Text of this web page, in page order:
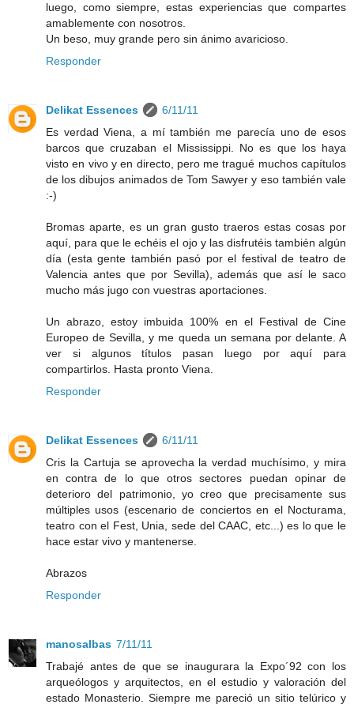
luego, como siempre, estas experiencias que compartes
amablemente con nosotros.
Un beso, muy grande pero sin ánimo avaricioso.
Responder
Delikat Essences
6/11/11
Es verdad Viena, a mí también me parecía uno de esos
barcos que cruzaban el Mississippi. No es que los haya
visto en vivo y en directo, pero me tragué muchos capítulos
de los dibujos animados de Tom Sawyer y eso también vale
:-)
Bromas aparte, es un gran gusto traeros estas cosas por
aquí, para que le echéis el ojo y las disfrutéis también algún
día (esta gente también pasó por el festival de teatro de
Valencia antes que por Sevilla), además que así le saco
mucho más jugo con vuestras aportaciones.
Un abrazo, estoy imbuida 100% en el Festival de Cine
Europeo de Sevilla, y me queda un semana por delante. A
ver si algunos títulos pasan luego por aquí para
compartirlos. Hasta pronto Viena.
Responder
Delikat Essences
6/11/11
Cris la Cartuja se aprovecha la verdad muchísimo, y mira
en contra de lo que otros sectores puedan opinar de
deterioro del patrimonio, yo creo que precisamente sus
múltiples usos (escenario de conciertos en el Nocturama,
teatro con el Fest, Unia, sede del CAAC, etc...) es lo que le
hace estar vivo y mantenerse.
Abrazos
Responder
manosalbas 7/11/11
Trabajé antes de que se inaugurara la Expo´92 con los
arqueólogos y arquitectos, en el estudio y valoración del
estado Monasterio. Siempre me pareció un sitio telúrico y